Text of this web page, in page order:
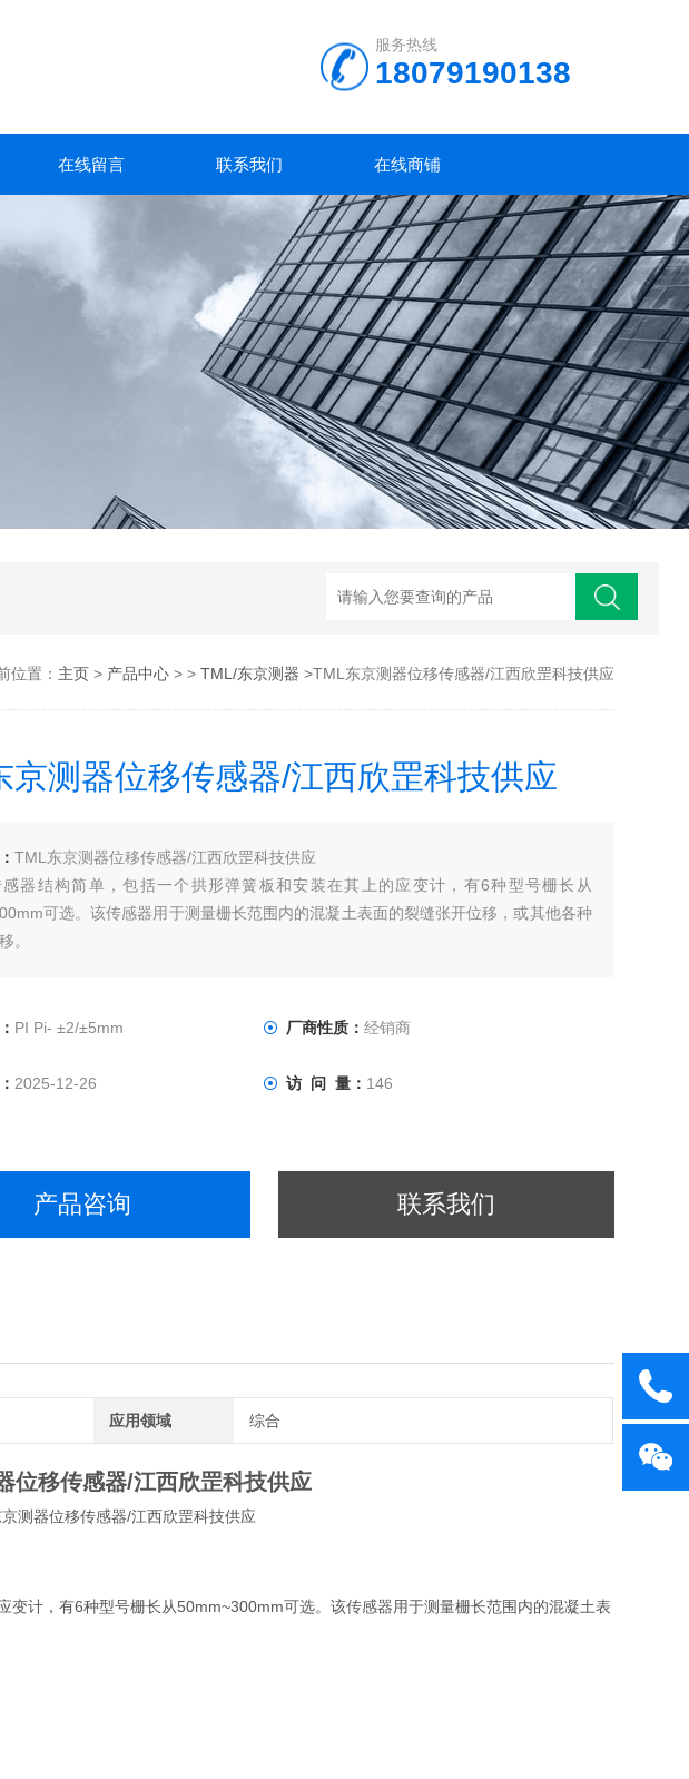
服务热线
18079190138
在线留言 联系我们 在线商铺
位置： 主页> 产品中心> > TML/东京测器 >TML东京测器位移传感器/江西欣罡科技供应
京测器位移传感器/江西欣罡科技供应
TML东京测器位移传感器/江西欣罡科技供应
感器结构简单，包括一个拱形弹簧板和安装在其上的应变计，有6种型号栅长从
可选。该传感器用于测量栅长范围内的混凝土表面的裂缝张开位移，或其他各种
。
PI Pi- ±2/±5mm 厂商性质：经销商
2025-12-26 访 问 量： 146
产品咨询 联系我们
应用领域 综合
位移传感器/江西欣罡科技供应
变计，有6种型号栅长从50mm~300mm可选。该传感器用于测量栅长范围内的混凝土表